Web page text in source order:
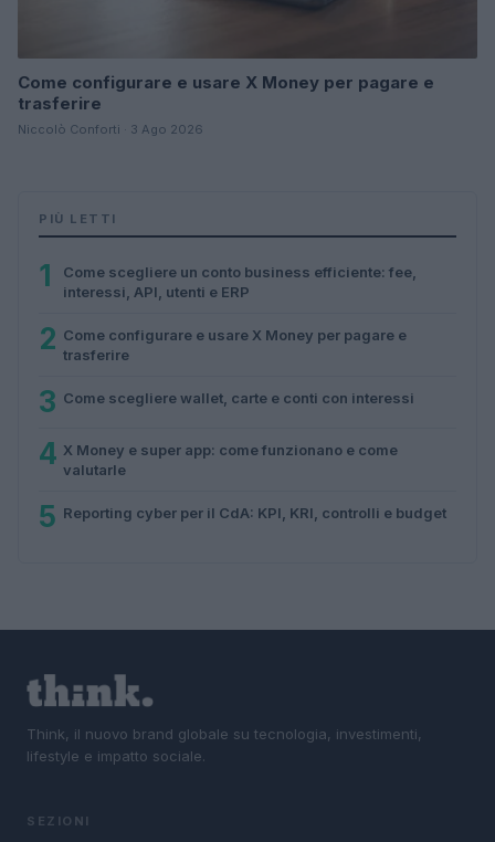
Come configurare e usare X Money per pagare e
trasferire
Niccolò Conforti · 3 Ago 2026
PIÙ LETTI
1
Come scegliere un conto business efficiente: fee,
interessi, API, utenti e ERP
2 Come configurare e usare X Money per pagare e
trasferire
3 Come scegliere wallet, carte e conti con interessi
4 X Money e super app: come funzionano e come
valutarle
5 Reporting cyber per il CdA: KPI, KRI, controlli e budget
Think, il nuovo brand globale su tecnologia, investimenti,
lifestyle e impatto sociale.
SEZIONI